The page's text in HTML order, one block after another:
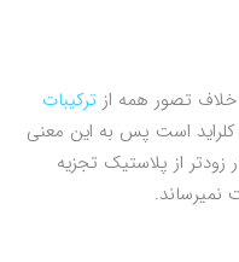
تصور همه از ترکیبات
کلراید است پس به این معنی
زودتر از پلاستیک تجزیه